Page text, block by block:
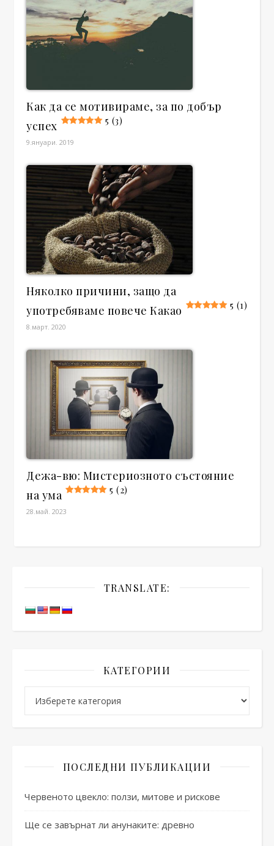
Как да се мотивираме, за по добър
успех
5 (3)
9.януари. 2019
Няколко причини, защо да
употребяваме повече Какао
5 (1)
8.март. 2020
Дежа-вю: Мистериозното състояние
на ума
5 (2)
28.май. 2023
TRANSLATE:
КАТЕГОРИИ
ПОСЛЕДНИ ПУБЛИКАЦИИ
Червеното цвекло: ползи, митове и рискове
Ще се завърнат ли анунаките: древно